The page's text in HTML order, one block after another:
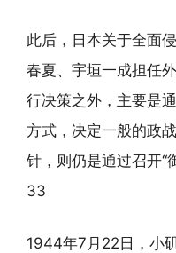
此后，日本关于全面
春夏、宇垣一成担任
行决策之外，主要是
方式，决定一般的政
针，则仍是通过召开“
33
1944年7月22日，小